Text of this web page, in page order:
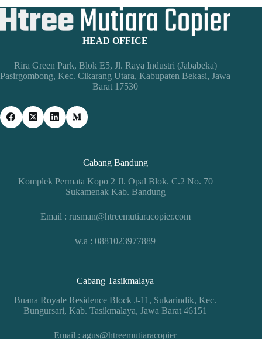
HEAD OFFICE
Rira Green Park, Blok E5, Jl. Raya Industri (Jababeka)
Pasirgombong, Kec. Cikarang Utara, Kabupaten Bekasi, Jawa
Barat 17530
Cabang Bandung
Komplek Permata Kopo 2 Jl. Opal Blok. C.2 No. 70
Sukamenak Kab. Bandung
Email : rusman@htreemutiaracopier.com
w.a : 0881023977889
Cabang Tasikmalaya
Buana Royale Residence Block J-11, Sukarindik, Kec.
Bungursari, Kab. Tasikmalaya, Jawa Barat 46151
Email : agus@htreemutiaracopier